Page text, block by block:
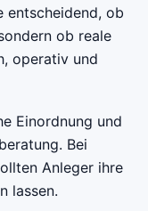
entscheidend, ob
ob reale
operativ und
Einordnung und
Bei
Anleger ihre
lassen.